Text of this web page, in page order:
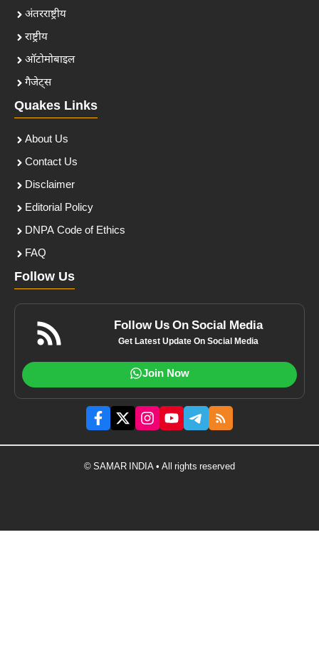
अंतरराष्ट्रीय
राष्ट्रीय
ऑटोमोबाइल
गैजेट्स
Quakes Links
About Us
Contact Us
Disclaimer
Editorial Policy
DNPA Code of Ethics
FAQ
Follow Us
Follow Us On Social Media
Get Latest Update On Social Media
Join Now
© SAMAR INDIA • All rights reserved